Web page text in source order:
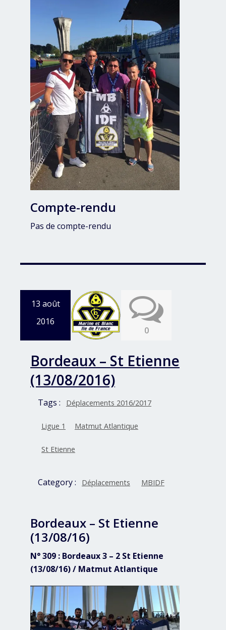
Compte-rendu
Pas de compte-rendu
13 août
2016
0
Bordeaux – St Etienne
(13/08/2016)
Tags : Déplacements 2016/2017
Ligue 1 Matmut Atlantique
St Etienne
Category : Déplacements MBIDF
Bordeaux – St Etienne
(13/08/16)
N° 309 : Bordeaux 3 – 2 St Etienne
(13/08/16) / Matmut Atlantique